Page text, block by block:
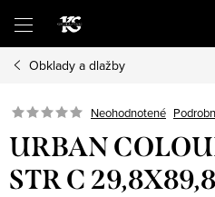
obsah
Obklady a dlažby
Neohodnotené
URBAN
STR C 29,8X89,8